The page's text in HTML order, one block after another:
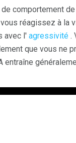
comportement
réagissez à la
avec l' agressivité .
que vous ne
entraîne